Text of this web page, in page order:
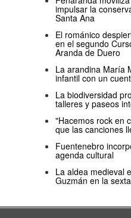
impulsar la
Santa Ana
El románico
en el segundo
Aranda de Duero
La arandina María
infantil con un
La biodiversidad
talleres y paseos
"Hacemos rock en
que las canciones
Fuentenebro
agenda cultural
La aldea medieval
Guzmán en la